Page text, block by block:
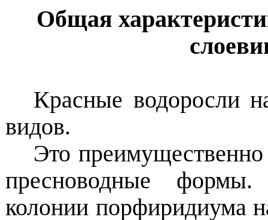
Общая
Красные водоросли
видов.
Это
пресноводные
колонии порфиридиума